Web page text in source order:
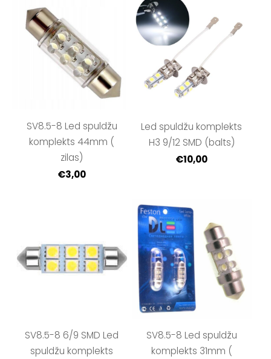
SV8.5-8 Led spuldžu
komplekts 44mm (
zilas)
€3,00
Led spuldžu komplekts
H3 9/12 SMD (balts)
€10,00
SV8.5-8 6/9 SMD Led
spuldžu komplekts
SV8.5-8 Led spuldžu
komplekts 31mm (